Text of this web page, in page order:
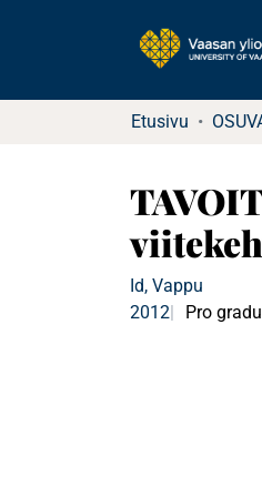
Etusivu
Id, Vappu
2012
Pro